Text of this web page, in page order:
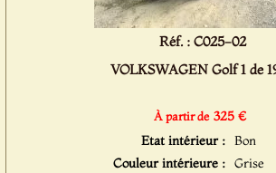
Réf. : C025-02
VOLKSWAGEN Golf 1 de
À partir de 325 €
Etat intérieur : Bon
Couleur intérieure : Grise